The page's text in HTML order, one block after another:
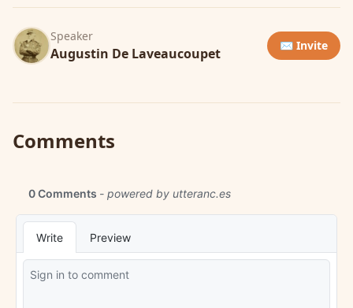
Speaker
Augustin De Laveaucoupet ✉️ Invite
Comments